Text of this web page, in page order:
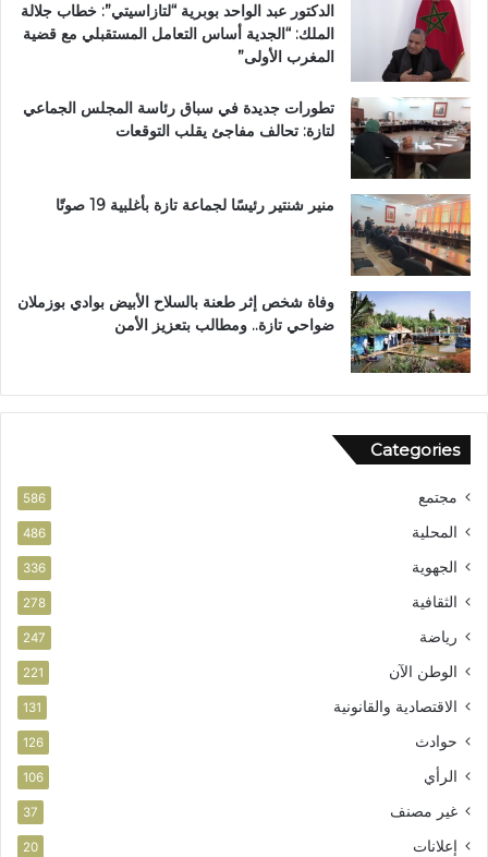
ة
ت
ا
ة
م
ح
ب
الدكتور عبد الواحد بوبرية “لتازاسيتي”: خطاب جلالة
الملك: “الجدية أساس التعامل المستقبلي مع قضية
المغرب الأولى”
تطورات جديدة في سباق رئاسة المجلس الجماعي
لتازة: تحالف مفاجئ يقلب التوقعات
منير شنتير رئيسًا لجماعة تازة بأغلبية 19 صوتًا
وفاة شخص إثر طعنة بالسلاح الأبيض بوادي بوزملان
ضواحي تازة.. ومطالب بتعزيز الأمن
Categories
مجتمع 586
المحلية 486
الجهوية 336
الثقافية 278
رياضة 247
الوطن الآن 221
الاقتصادية والقانونية 131
حوادث 126
الرأي 106
غير مصنف 37
إعلانات 20